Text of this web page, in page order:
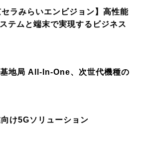
セラみらいエンビジョン】高性能
テムと端末で実現するビジネス
基地局 All-In-One、次世代機種の
け5Gソリューション